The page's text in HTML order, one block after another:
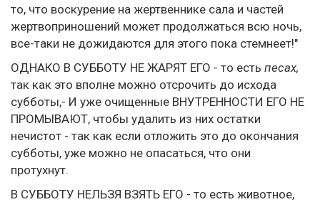
то, что воскурение на жертвеннике сала и частей
жертвоприношений может продолжаться всю ночь,
все-таки не дожидаются для этого пока стемнеет!"
ОДНАКО В СУББОТУ НЕ ЖАРЯТ ЕГО - то есть песах,
так как это вполне можно отсрочить до исхода
субботы,- И уже очищенные ВНУТРЕННОСТИ ЕГО НЕ
ПРОМЫВАЮТ, чтобы удалить из них остатки
нечистот - так как если отложить это до окончания
субботы, уже можно не опасаться, что они
протухнут.
В СУББОТУ НЕЛЬЗЯ ВЗЯТЬ ЕГО - то есть животное,